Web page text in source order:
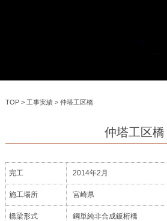
TOP> 工事実績> 仲塔工区橋
仲塔工区橋
完工 2014年2月
施工場所 宮崎県
橋梁形式 鋼単純非合成鈑桁橋